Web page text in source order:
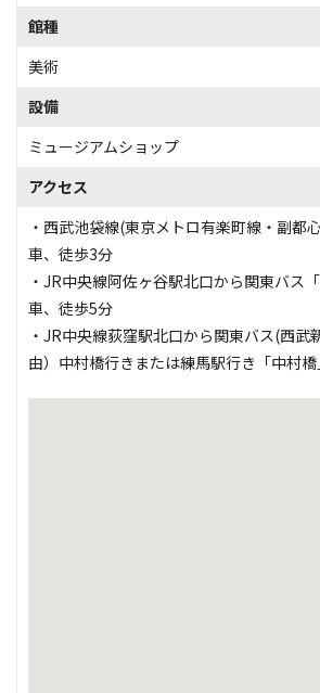
館種
美術
設備
ミュージアムショップ
アクセス
・西武池袋線(東京メトロ有楽町線・副都
車、徒歩3分
・JR中央線阿佐ヶ谷駅北口から関東バス
車、徒歩5分
・JR中央線荻窪駅北口から関東バス(西武
由）中村橋行きまたは練馬駅行き「中村